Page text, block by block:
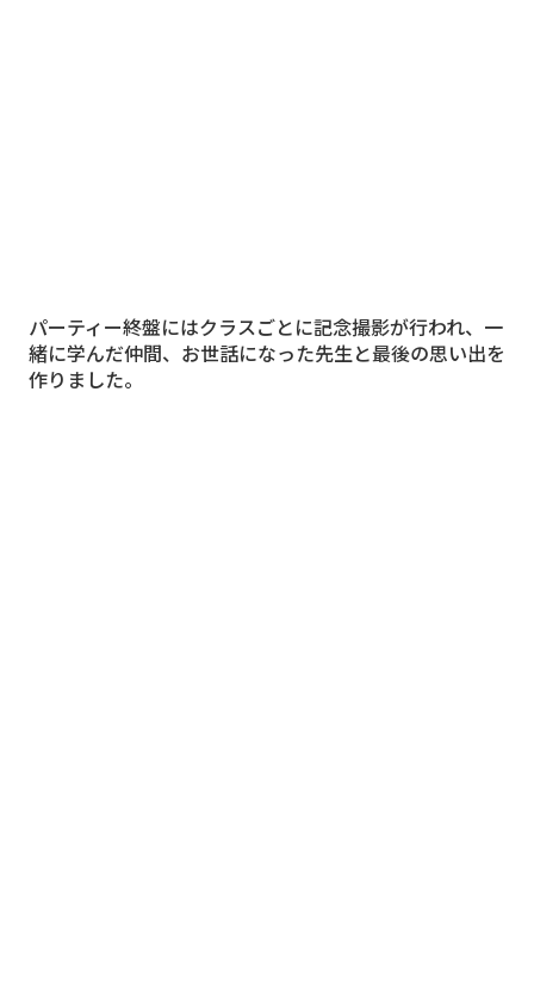
パーティー終盤にはクラスごとに記念撮影が行われ、一
緒に学んだ仲間、お世話になった先生と最後の思い出を
作りました。